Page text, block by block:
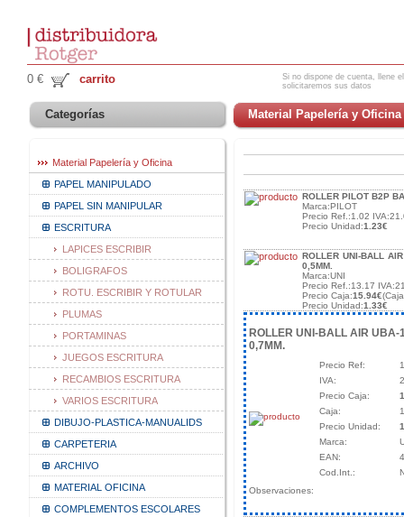
0 € carrito
Si no dispone de cuenta, llene
solicitaremos sus datos
Categorías
Material Papelería y Oficina
PAPEL MANIPULADO
PAPEL SIN MANIPULAR
ESCRITURA
LAPICES ESCRIBIR
BOLIGRAFOS
ROTU. ESCRIBIR Y ROTULAR
PLUMAS
PORTAMINAS
JUEGOS ESCRITURA
RECAMBIOS ESCRITURA
VARIOS ESCRITURA
DIBUJO-PLASTICA-MANUALIDS
CARPETERIA
ARCHIVO
MATERIAL OFICINA
COMPLEMENTOS ESCOLARES
Material Papelería y Oficina
ROLLER PILOT B2P
Marca:PILOT
Precio Ref.:1.02
Precio Unidad:1.23€
ROLLER UNI-BALL
0,5MM.
Marca:UNI
Precio Ref.:13.17
Precio Caja:15.94€
Precio Unidad:1.33€
ROLLER UNI-BALL AIR UBA-
0,7MM.
Precio Ref:
IVA:
Precio Caja:
Caja:
Precio Unidad:
Marca:
EAN:
Cod.Int.:
Observaciones: